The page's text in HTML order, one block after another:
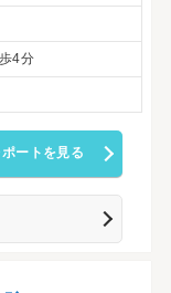
4分
ートを見る